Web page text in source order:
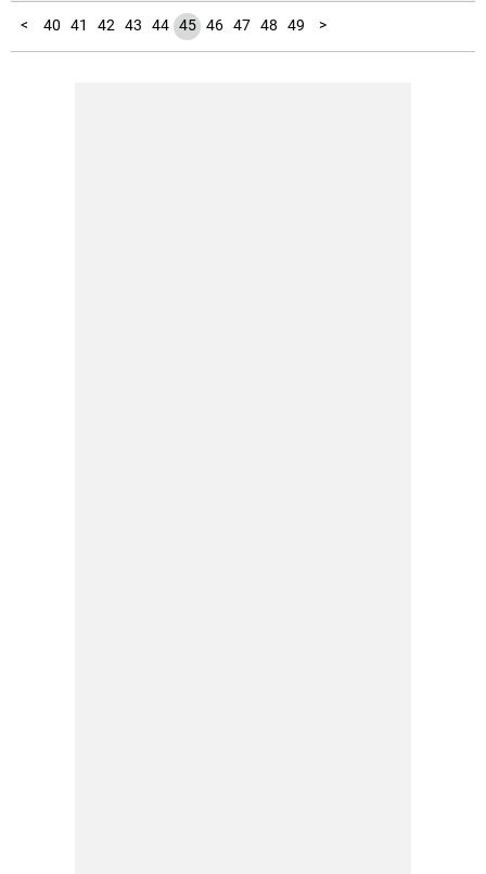
<
1
2
3
4
5
6
7
8
9
10
11
12
13
14
15
16
17
18
19
20
21
22
23
24
25
26
27
28
29
30
31
32
33
34
35
36
37
38
39 40 41 42 43 44 45 46 47 48 49
50
51
52
53
54
55
56
57
58
59
60
61
62
63
64
65
66
67
68
69
70
71
72 >